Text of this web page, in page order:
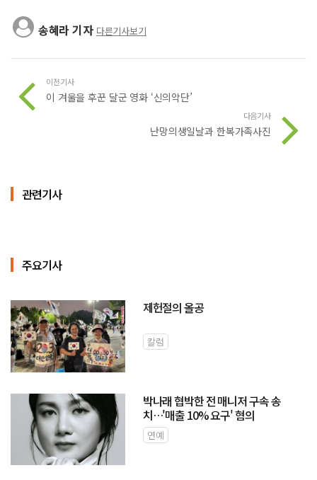
송혜라 기자 다른기사보기
이전기사
이 겨울을 후꾼 달군 영화 ‘신의악단’
다음기사
난망의생일날과 한복가족사진
관련기사
주요기사
제헌절의 올공
칼럼
박나래 협박한 전 매니저 구속 송
치…'매출 10% 요구' 혐의
연예